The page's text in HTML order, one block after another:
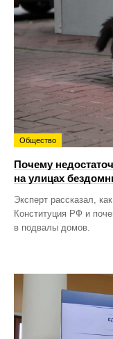
Общество
Почему
на улицах
Эксперт рассказал,
Конституция РФ и
в подвалы домов.